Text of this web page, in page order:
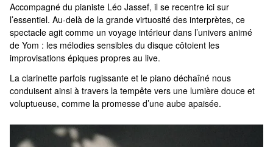
Accompagné du pianiste Léo Jassef, il se recentre ici sur
l’essentiel. Au-delà de la grande virtuosité des interprètes, ce
spectacle agit comme un voyage intérieur dans l’univers animé
de Yom : les mélodies sensibles du disque côtoient les
improvisations épiques propres au live.
La clarinette parfois rugissante et le piano déchaîné nous
conduisent ainsi à travers la tempête vers une lumière douce et
voluptueuse, comme la promesse d’une aube apaisée.